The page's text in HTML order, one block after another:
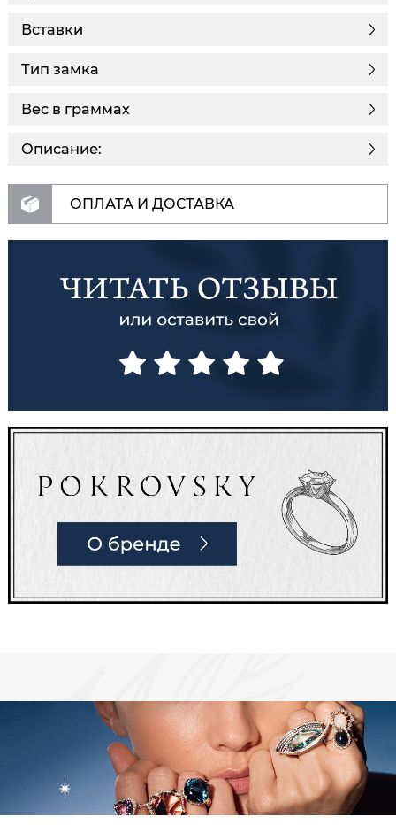
Вставки
Тип замка
Описание:
Вес в граммах
ОПЛАТА И ДОСТАВКА